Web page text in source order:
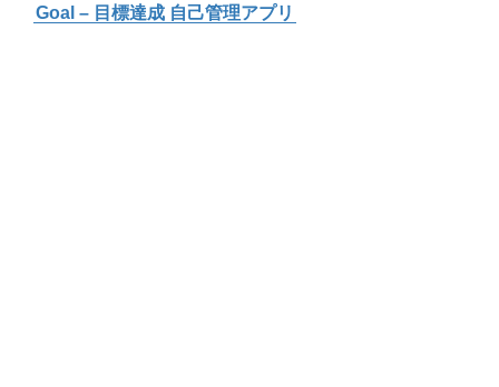
Goal – 目標達成 自己管理アプリ